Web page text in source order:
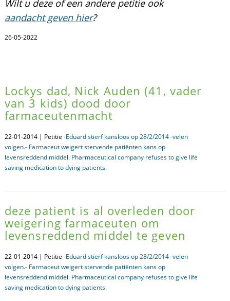
Wilt u deze of een andere petitie ook
aandacht geven hier?
26-05-2022
Lockys dad, Nick Auden (41, vader
van 3 kids) dood door
farmaceutenmacht
22-01-2014 | Petitie -Eduard stierf kansloos op 28/2/2014 -velen
volgen.- Farmaceut weigert stervende patiënten kans op
levensreddend middel. Pharmaceutical company refuses to give life
saving medication to dying patients.
deze patient is al overleden door
weigering farmaceuten om
levensreddend middel te geven
22-01-2014 | Petitie -Eduard stierf kansloos op 28/2/2014 -velen
volgen.- Farmaceut weigert stervende patiënten kans op
levensreddend middel. Pharmaceutical company refuses to give life
saving medication to dying patients.